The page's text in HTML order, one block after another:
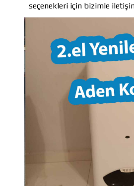
seçenekleri için bizimle